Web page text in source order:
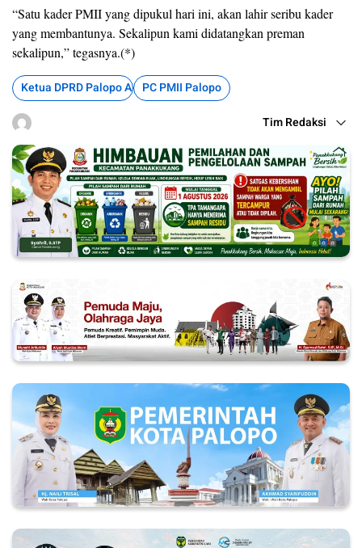
“Satu kader PMII yang dipukul hari ini, akan lahir seribu kader
yang membantunya. Sekalipun kami didatangkan preman
sekalipun,” tegasnya.(*)
Ketua DPRD Palopo AroganPC PMII Palopo
Tim Redaksi